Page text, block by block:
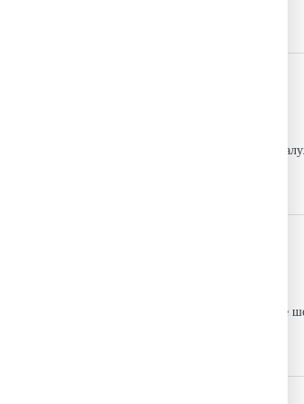
г. Санкт-Петербург, Центральный,
г. Москва, Центральный, Волховское